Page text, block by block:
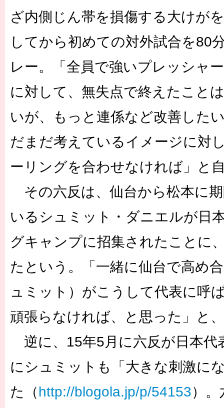
ざ内側じん帯を損傷する大けが
してから初めての対外試合を80
レー。「全員で強いプレッシャ
に対して、無失点で終えたこと
いが、もっと連係など改善した
だまだ考えているイメージに対
ーリングを合わせなければ」と
その六反は、仙台から松本に
いるシュミット・ダニエルが日
グキャンプに招集されたことに
たという。「一緒に仙台で高め
ュミット）がこうして代表に呼
頑張らなければ、と思った」と
逆に、15年5月に六反が日本代
にシュミットも「大きな刺激に
た（http://blogola.jp/p/54153）